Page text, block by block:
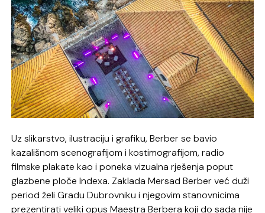
Uz slikarstvo, ilustraciju i grafiku, Berber se bavio
kazališnom scenografijom i kostimografijom, radio
filmske plakate kao i poneka vizualna rješenja poput
glazbene ploče Indexa. Zaklada Mersad Berber već duži
period želi Gradu Dubrovniku i njegovim stanovnicima
prezentirati veliki opus Maestra Berbera koji do sada nije